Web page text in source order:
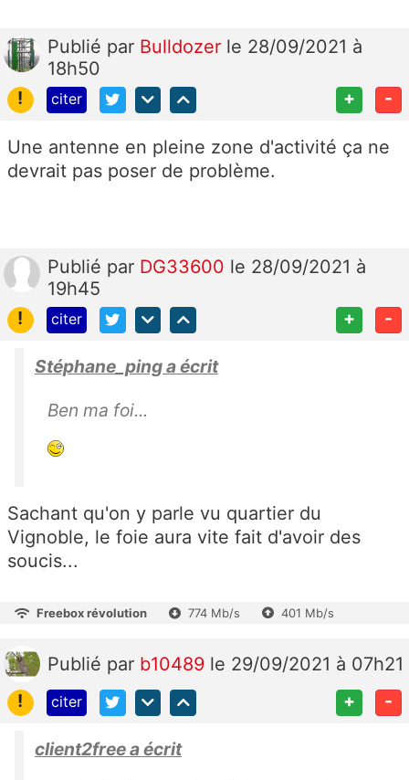
Publié par Bulldozer le 28/09/2021 à
18h50
!
citer + -
Une antenne en pleine zone d'activité ça ne
devrait pas poser de problème.
Publié par DG33600 le 28/09/2021 à
19h45
!
citer + -
Stéphane_ping a écrit
Ben ma foi...
Sachant qu'on y parle vu quartier du
Vignoble, le foie aura vite fait d'avoir des
soucis...
Freebox révolution 774 Mb/s 401 Mb/s
Publié par b10489 le 29/09/2021 à 07h21
!
citer + -
client2free a écrit